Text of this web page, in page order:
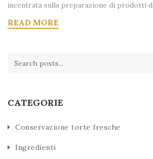
incentrata sulla preparazione di prodotti
READ MORE
CATEGORIE
Conservazione torte fresche
Ingredienti